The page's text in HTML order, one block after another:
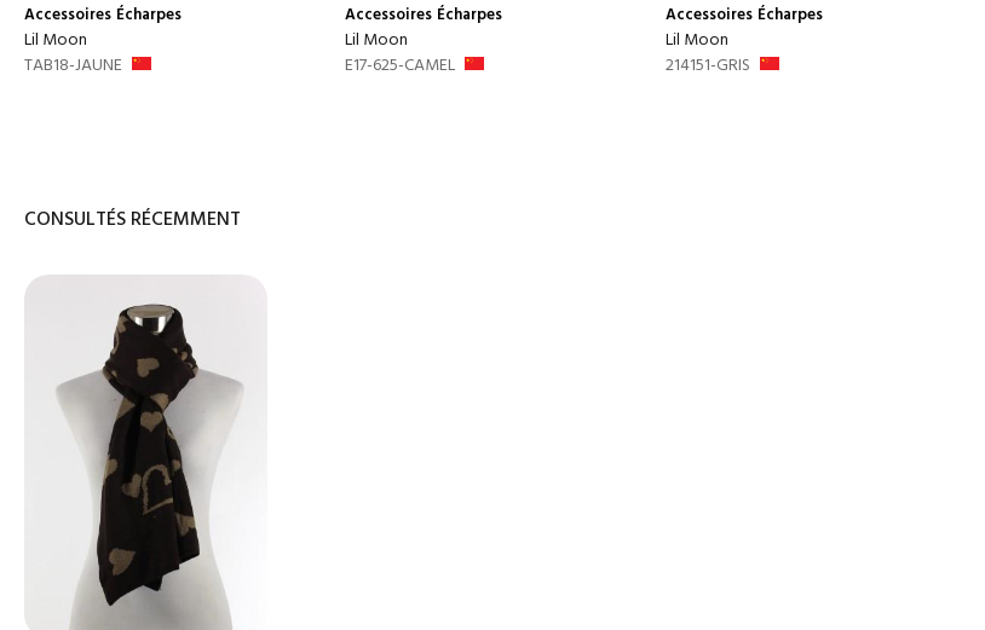
Accessoires Écharpes
Lil Moon
TAB18-JAUNE
Accessoires Écharpes
Lil Moon
E17-625-CAMEL
Accessoires Écharpes
Lil Moon
214151-GRIS
CONSULTÉS RÉCEMMENT